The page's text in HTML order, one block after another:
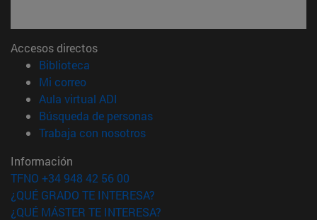
Accesos directos
Biblioteca
Mi correo(abre en nueva ventana)
Aula virtual ADI
Búsqueda de personas(abre en nueva ventana)
Trabaja con nosotros(abre en nueva ventana)
Información
TFNO +34 948 42 56 00
¿QUÉ GRADO TE INTERESA?
¿QUÉ MÁSTER TE INTERESA?